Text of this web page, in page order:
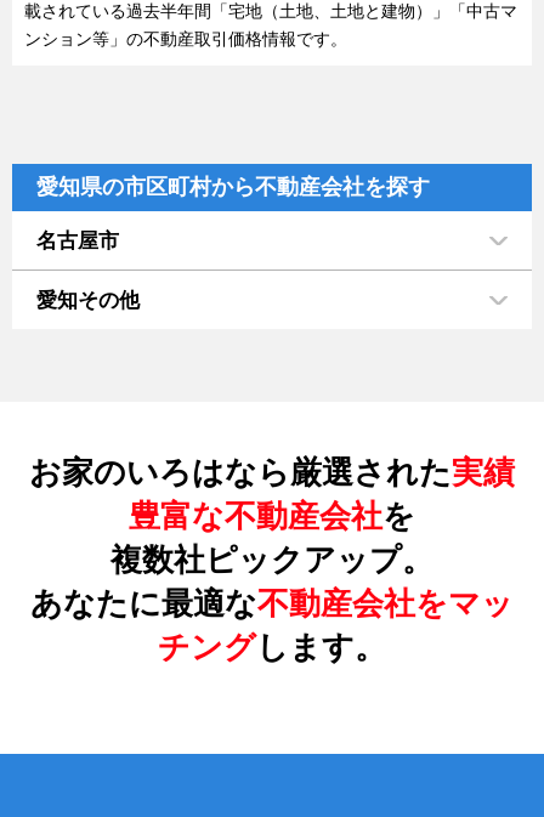
載されている過去半年間「宅地（土地、土地と建物）」「中古マ
ンション等」の不動産取引価格情報です。
愛知県の市区町村から不動産会社を探す
名古屋市
愛知その他
お家のいろはなら厳選された実績
豊富な不動産会社を
複数社ピックアップ。
あなたに最適な不動産会社をマッ
チングします。